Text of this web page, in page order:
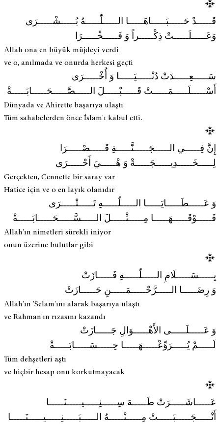
قَـــــدْ حَـــــبَـــــاهَـــــا الـــــلّٰـــــهُ بُـــــشْـــــرَى
وَعَـــــلَـــــتْ ذِكْـــــراً وَ فَـــــخْـــــرَا
Allah ona en büyük müjdeyi verdi
ve o, anılmada ve onurda herkesi geçti
سَـــــعِـــــدَتْ دُنْـــــيَـــــا وَ أُخْـــــرَى
أَسْـــــلَـــــمَـــــتْ قَـــــبْـــــلَ الـــــصَّـــــحَـــــابَـــــةْ
Dünyada ve Ahirette başarıya ulaştı
Tüm sahabelerden önce İslam'ı kabul etti.
إِنَّ فِـــــي الـــــجَـــــنَّـــــةِ قَـــــصْـــــرَا
لِـــــخَـــــدِيـــــجَـــــةْ وَ هْـــــيَ أَحْـــــرَى
Gerçekten, Cennette bir saray var
Hatice için ve o en layık olanıdır
وَ عَـــــطَـــــايَـــــا الـــــلّٰـــــهِ تَـــــتْـــــرَى
فَـــــوْقَـــــهَـــــا مِـــــثْـــــلَ الـــــسَّـــــحَـــــابَـــــةْ
Allah'ın nimetleri sürekli iniyor
onun üzerine bulutlar gibi
بِـــــسَـــــلَامِ الـــــلّٰـــــهِ فَـــــازَتْ
وَ رِضَـــــا الـــــرَّحْـــــمَـــــنِ حَـــــازَتْ
Allah'ın 'Selam'ını alarak başarıya ulaştı
ve Rahman'ın rızasını kazandı
وَ عَـــــلَـــــى الأَهْـــــوَالِ جَـــــازَتْ
لَـــــمْ يُـــــرَوِّعْـــــهَـــــا حِـــــسَـــــابَـــــةْ
Tüm dehşetleri aştı
ve hiçbir hesap onu korkutmayacak
عَـــــاشَـــــرَتْ طَـــــهَ سِـــــنِـــــيـــــنَـــــا
أَنْـــــجَـــــبَـــــتْ مِـــــنْـــــهُ الـــــبَـــــنِـــــيـــــنَـــــا